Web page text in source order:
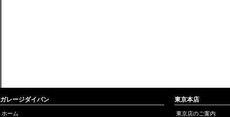
ガレージダイバン
ホーム
東京本店
東京店のご案内